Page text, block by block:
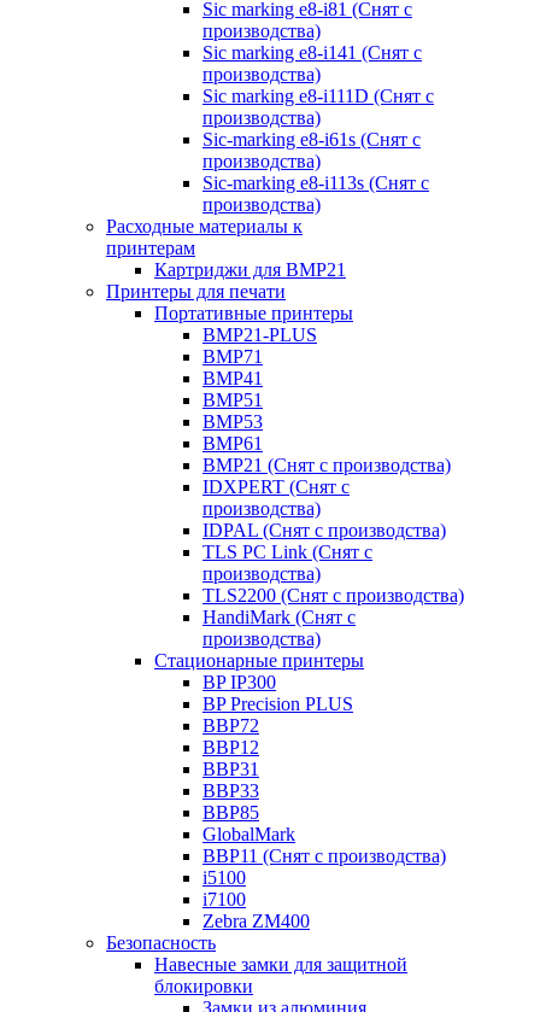
Sic marking e8-i81 (Снят с
производства)
Sic marking e8-i141 (Снят с
производства)
Sic marking e8-i111D (Снят с
производства)
Sic-marking e8-i61s (Снят с
производства)
Sic-marking e8-i113s (Снят с
производства)
Расходные материалы к
принтерам
Картриджи для BMP21
Принтеры для печати
Портативные принтеры
BMP21-PLUS
BMP71
BMP41
BMP51
BMP53
BMP61
BMP21 (Снят с производства)
IDXPERT (Снят с
производства)
IDPAL (Снят с производства)
TLS PC Link (Снят с
производства)
TLS2200 (Снят с производства)
HandiMark (Снят с
производства)
Стационарные принтеры
BP IP300
BP Precision PLUS
BBP72
BBP12
BBP31
BBP33
BBP85
GlobalMark
BBP11 (Снят с производства)
i5100
i7100
Zebra ZM400
Безопасность
Навесные замки для защитной
блокировки
Замки из алюминия